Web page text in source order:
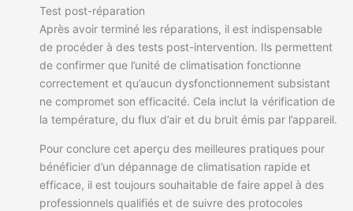
Test post-réparation
Après avoir terminé les réparations, il est indispensable
de procéder à des tests post-intervention. Ils permettent
de confirmer que l’unité de climatisation fonctionne
correctement et qu’aucun dysfonctionnement subsistant
ne compromet son efficacité. Cela inclut la vérification de
la température, du flux d’air et du bruit émis par l’appareil.
Pour conclure cet aperçu des meilleures pratiques pour
bénéficier d’un dépannage de climatisation rapide et
efficace, il est toujours souhaitable de faire appel à des
professionnels qualifiés et de suivre des protocoles